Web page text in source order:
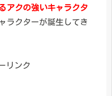
アクの強いキャラクタ
ラクターが誕生してき
リンク